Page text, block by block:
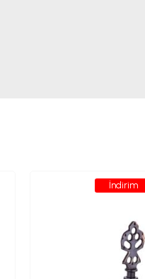
İndirim